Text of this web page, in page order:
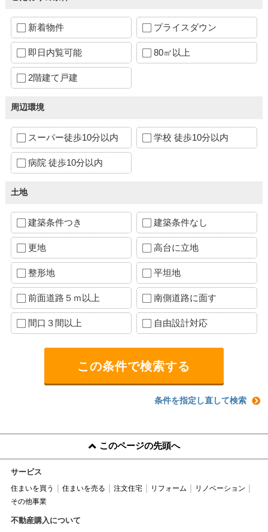
新着物件 プライスダウン
即日内覧可能 80㎡以上
2階建て戸建
周辺環境
スーパー徒歩10分以内 学校 徒歩10分以内
病院 徒歩10分以内
土地
建築条件つき 建築条件なし
更地 高台に立地
整形地 平坦地
前面道路５ｍ以上 南側道路に面す
間口３間以上 自由設計対応
条件を指定し直して検索
このページの先頭へ
サービス
住まいを買う 住まいを売る 注文住宅 リフォーム
リノベーション
その他事業
不動産購入について